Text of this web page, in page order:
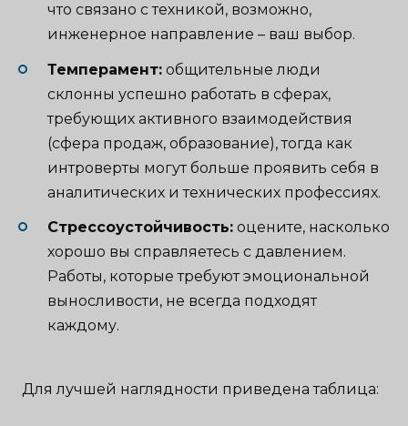
что связано с техникой, возможно,
инженерное направление – ваш выбор.
Темперамент: общительные люди
склонны успешно работать в сферах,
требующих активного взаимодействия
(сфера продаж, образование), тогда как
интроверты могут больше проявить себя в
аналитических и технических профессиях.
Стрессоустойчивость: оцените, насколько
хорошо вы справляетесь с давлением.
Работы, которые требуют эмоциональной
выносливости, не всегда подходят
каждому.
Для лучшей наглядности приведена таблица: